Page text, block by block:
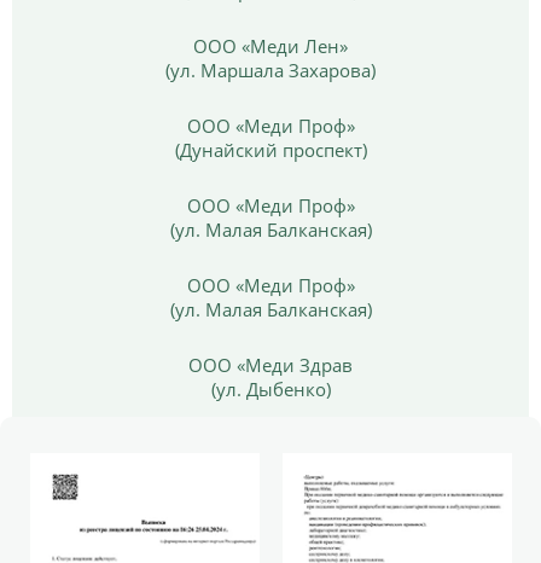
ООО «Меди Лен»
(ул. Маршала Захарова)
ООО «Меди Проф»
(Дунайский проспект)
ООО «Меди Проф»
(ул. Малая Балканская)
ООО «Меди Проф»
(ул. Малая Балканская)
ООО «Меди Здрав
(ул. Дыбенко)